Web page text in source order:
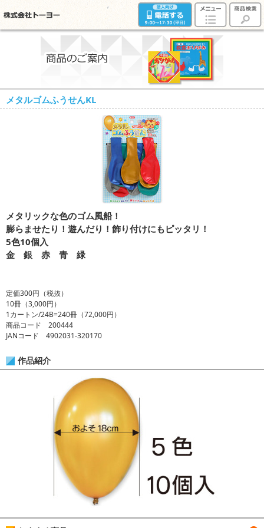
メタルゴムふうせんKL
メタリックな色のゴム風船！
膨らませたり！遊んだり！飾り付けにもピッタリ！
5色10個入
金 銀 赤 青 緑
定価300円（税抜）
10冊（3,000円）
1カートン/24B=240冊（72,000円）
商品コード 200444
JANコード 4902031-320170
作品紹介